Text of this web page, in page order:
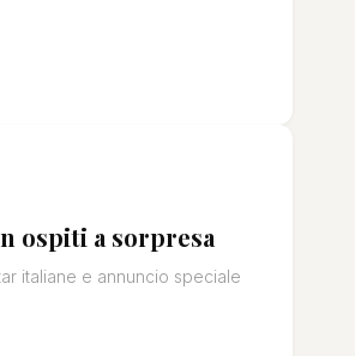
ospiti a sorpresa
italiane e annuncio speciale